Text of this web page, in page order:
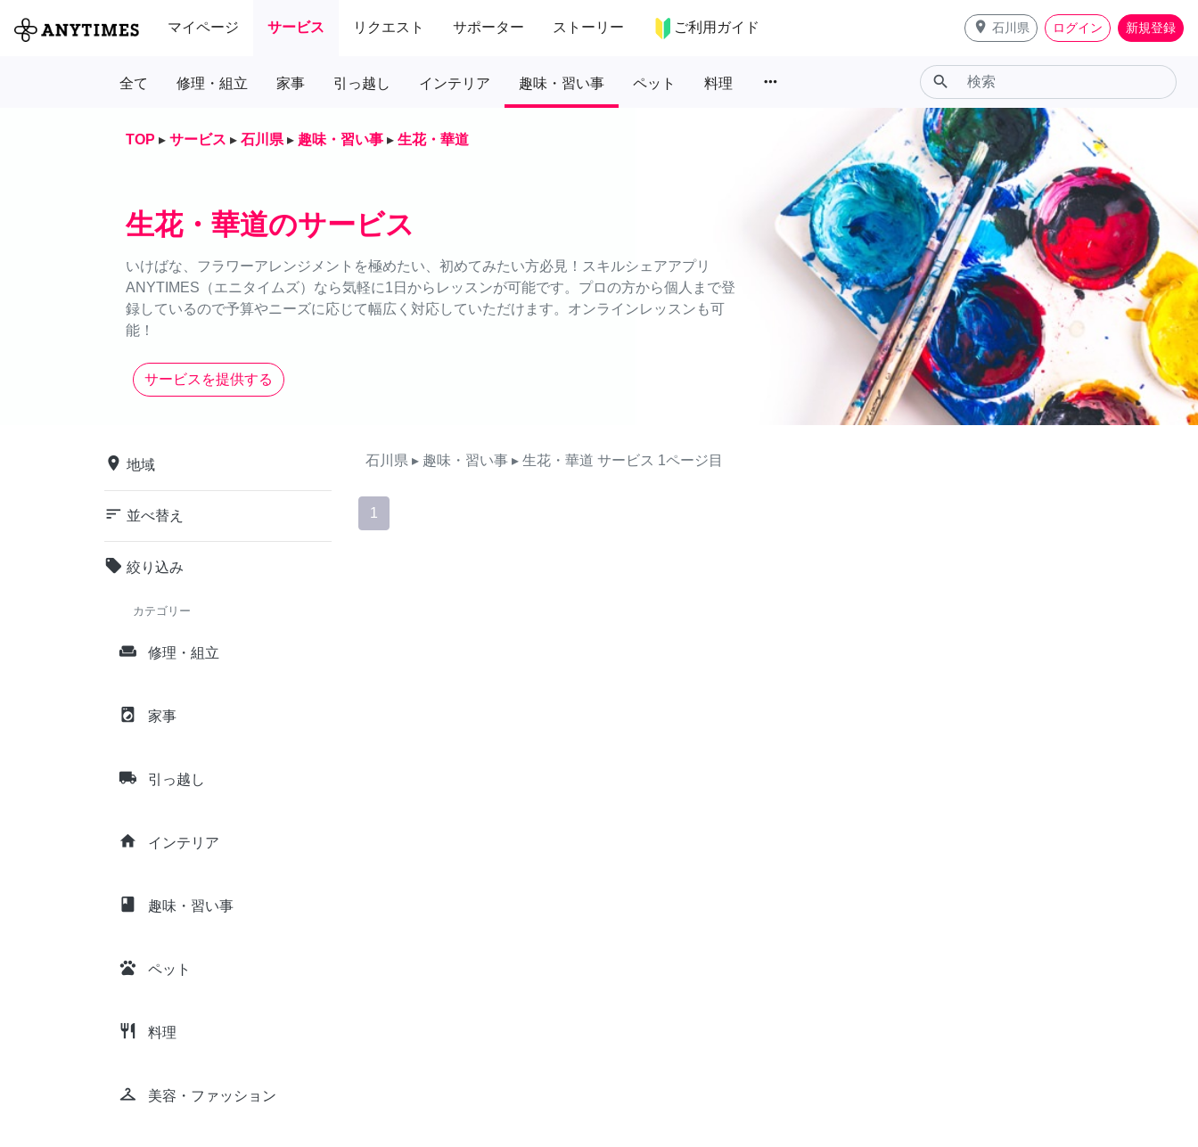
マイページ サービス リクエスト サポーター ストーリー ご利用ガイド place 石川県 ログイン 新規登録
全て 修理・組立 家事 引っ越し インテリア 趣味・習い事 ペット 料理 more_horiz search
TOP ▸ サービス ▸ 石川県 ▸ 趣味・習い事 ▸ 生花・華道
生花・華道のサービス
いけばな、フラワーアレンジメントを極めたい、初めてみたい方必見！スキルシェアアプリ
ANYTIMES（エニタイムズ）なら気軽に1日からレッスンが可能です。プロの方から個人まで登
録しているので予算やニーズに応じて幅広く対応していただけます。オンラインレッスンも可
能！
サービスを提供する
place 地域
sort 並べ替え
local_offer 絞り込み
カテゴリー
weekend 修理・組立
local_laundry_service 家事
local_shipping 引っ越し
home インテリア
class 趣味・習い事
pets ペット
restaurant 料理
checkroom 美容・ファッション
石川県 ▸ 趣味・習い事 ▸ 生花・華道 サービス 1ページ目
1